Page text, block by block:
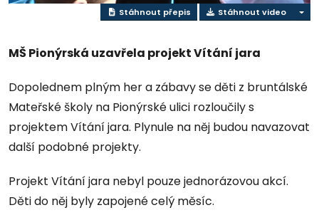
Stáhnout přepis Stáhnout video
MŠ Pionýrská uzavřela projekt Vítání jara
Dopolednem plným her a zábavy se děti z bruntálské
Mateřské školy na Pionýrské ulici rozloučily s
projektem Vítání jara. Plynule na něj budou navazovat
další podobné projekty.
Projekt Vítání jara nebyl pouze jednorázovou akcí.
Děti do něj byly zapojené celý měsíc.